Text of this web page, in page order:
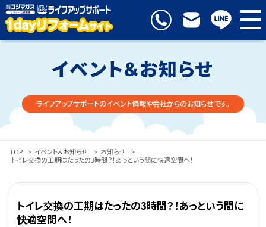
イベント＆お知らせ
ライフアップサポートのイベント情報や会社からのお知らせです。
TOP > イベント＆お知らせ > お知らせ
>
トイレ交換の工期はたったの3時間？！あっという間に快適空間へ！
トイレ交換の工期はたったの3時間？！あっという間に
快適空間へ！